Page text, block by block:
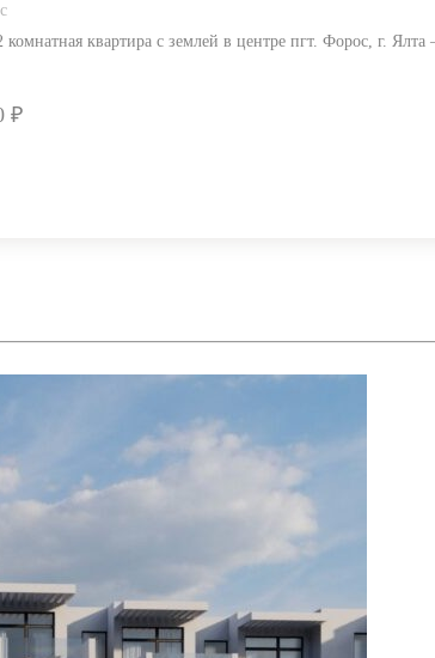
комнатная квартира с землей в центре пгт. Форос, г.
₽